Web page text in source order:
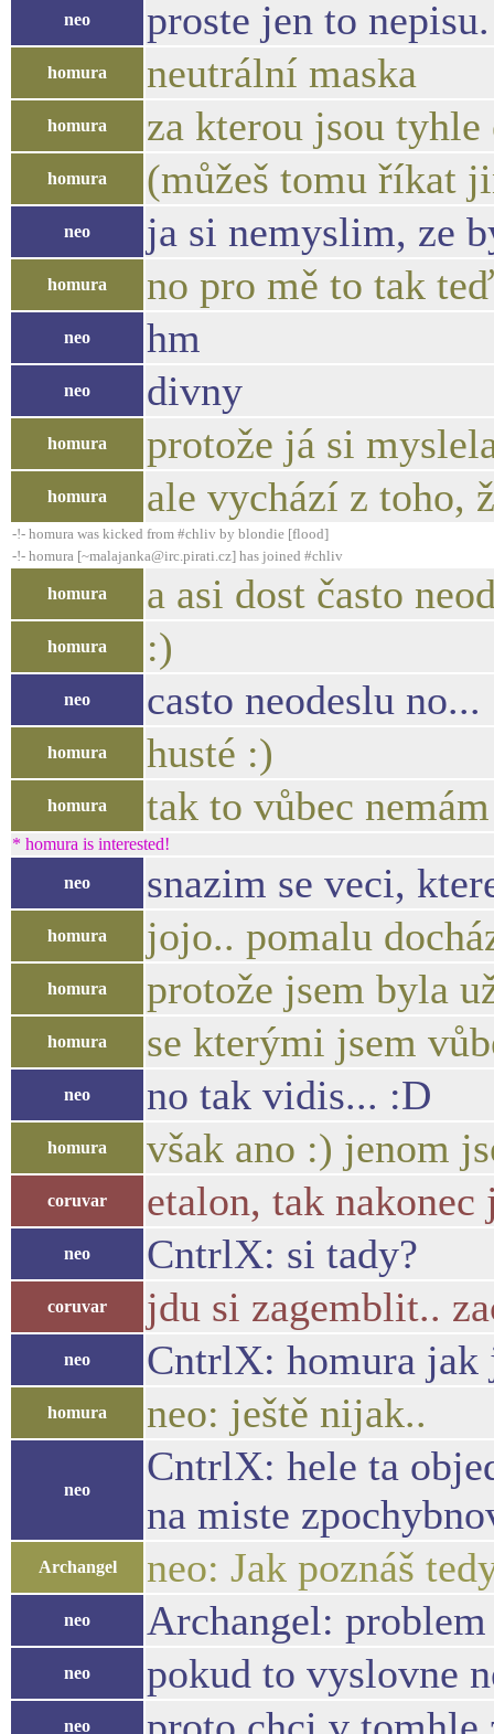
neo proste jen to nepisu.
homura neutrální maska
homura za kterou jsou tyhle
homura (můžeš tomu říkat
neo ja si nemyslim, ze
homura no pro mě to tak
neo hm
neo divny
homura protože já si
homura ale vychází z toho,
-!- homura was kicked from #chliv by blondie [flood]
-!- homura [~malajanka@irc.pirati.cz] has joined #chliv
homura a asi dost často
homura :)
neo casto neodeslu no...
homura husté :)
homura tak to vůbec nemám
* homura is interested!
neo snazim se veci,
homura jojo.. pomalu
homura protože jsem byla
homura se kterými jsem
neo no tak vidis... :D
homura však ano :) jenom
coruvar etalon, tak nakonec
neo CntrlX: si tady?
coruvar jdu si zagemblit..
neo CntrlX: homura jak
homura neo: ještě nijak..
neo
CntrlX: hele ta
na miste
Archangel neo: Jak poznáš
neo Archangel:
neo pokud to vyslovne
neo